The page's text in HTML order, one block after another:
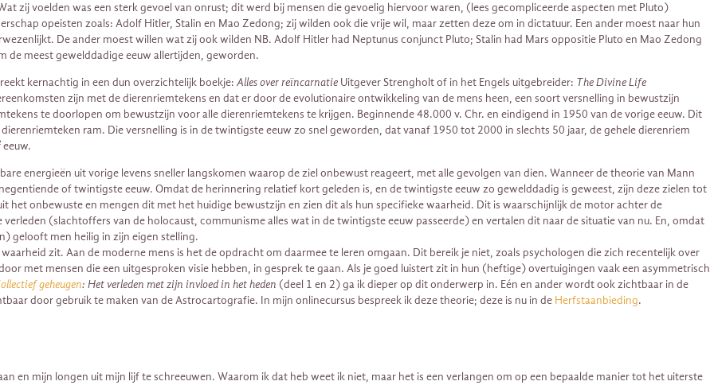
zij voelden was een sterk gevoel van onrust; dit werd bij mensen die gevoelig hiervoor waren, (lees gecompliceerde aspecten met Pluto)
opeisten zoals: Adolf Hitler, Stalin en Mao Zedong; zij wilden ook die vrije wil, maar zetten deze om in dictatuur. Een ander moest naar hun
De ander moest willen wat zij ook wilden NB. Adolf Hitler had Neptunus conjunct Pluto; Stalin had Mars oppositie Pluto en Mao Zedong
de meest gewelddadige eeuw allertijden, geworden.
kernachtig in een dun overzichtelijk boekje: Alles over reïncarnatie Uitgever Strengholt of in het Engels uitgebreider: The Divine Life
zijn met de dierenriemtekens en dat er door de evolutionaire ontwikkeling van de mens heen, een soort versnelling in bewustzijn
te doorlopen om bewustzijn voor alle dierenriemtekens te krijgen. Beginnende 48.000 v. Chr. en eindigend in 1950 van de vorige eeuw. Dit
ram. Die versnelling is in de twintigste eeuw zo snel geworden, dat vanaf 1950 tot 2000 in slechts 50 jaar, de gehele dierenriem
eeuw.
energieën uit vorige levens sneller langskomen waarop de ziel onbewust reageert, met alle gevolgen van dien. Wanneer de theorie van Mann
of twintigste eeuw. Omdat de herinnering relatief kort geleden is, en de twintigste eeuw zo gewelddadig is geweest, zijn deze zielen tot
het onbewuste en mengen dit met het huidige bewustzijn en zien dit als hun specifieke waarheid. Dit is waarschijnlijk de motor achter de
(slachtoffers van de holocaust, communisme alles wat in de twintigste eeuw passeerde) en vertalen dit naar de situatie van nu. En, omdat
gelooft men heilig in zijn eigen stelling.
zit. Aan de moderne mens is het de opdracht om daarmee te leren omgaan. Dit bereik je niet, zoals psychologen die zich recentelijk over
met mensen die een uitgesproken visie hebben, in gesprek te gaan. Als je goed luistert zit in hun (heftige) overtuigingen vaak een asymmetrisch
geheugen: Het verleden met zijn invloed in het heden (deel 1 en 2) ga ik dieper op dit onderwerp in. Eén en ander wordt ook zichtbaar in de
door gebruik te maken van de Astrocartografie. In mijn onlinecursus bespreek ik deze theorie; deze is nu in de Herfstaanbieding.
en mijn longen uit mijn lijf te schreeuwen. Waarom ik dat heb weet ik niet, maar het is een verlangen om op een bepaalde manier tot het uiterste